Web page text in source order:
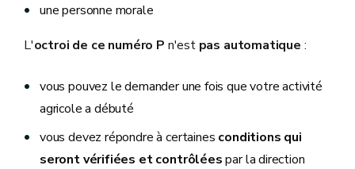
une personne morale
L'octroi de ce numéro P n'est pas automatique :
vous pouvez le demander une fois que votre activité
agricole a débuté
vous devez répondre à certaines conditions qui
seront vérifiées et contrôléespar la direction